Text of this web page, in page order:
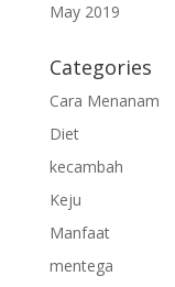
May 2019
Categories
Cara Menanam
Diet
kecambah
Keju
Manfaat
mentega